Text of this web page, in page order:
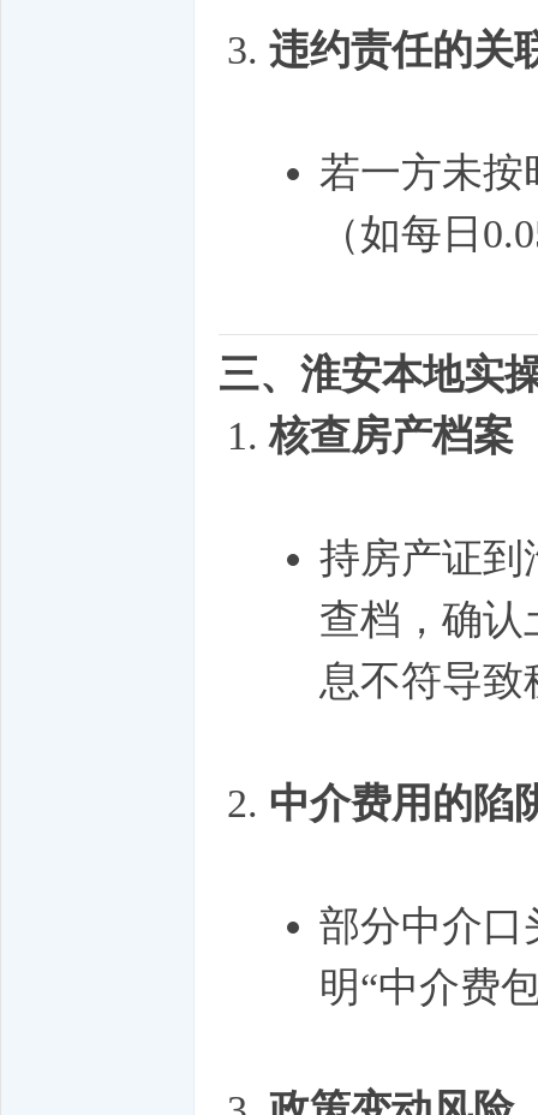
违约责任的关
若一方未按
（如每日
三、淮安本地实
核查房产档案
持房产证到
查档，确认
息不符导致
中介费用的陷
部分中介口
明“中介费